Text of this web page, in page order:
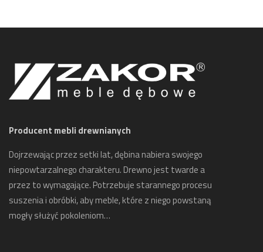
Producent mebli drewnianych
Dojrzewając przez setki lat, dębina nabiera swojego
niepowtarzalnego charakteru. Drewno jest twarde a
przez to wymagające. Potrzebuje starannego procesu
suszenia i obróbki, aby meble, które z niego powstaną
mogły służyć pokoleniom…